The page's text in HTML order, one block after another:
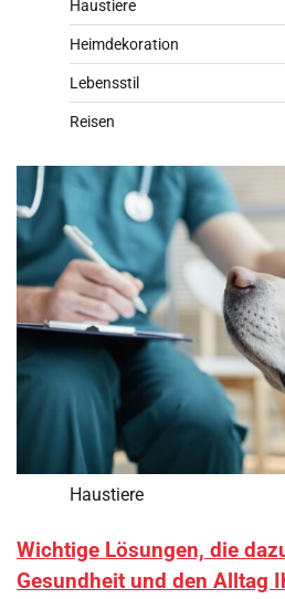
Haustiere
Heimdekoration
Lebensstil
Reisen
Haustiere
Wichtige Lösungen, die
Gesundheit und den Alltag